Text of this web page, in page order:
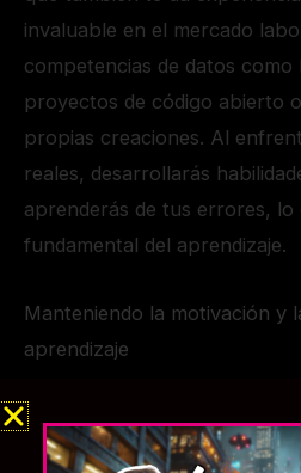
invaluable en el mercado
competencias de datos
proyectos de código abierto
propias creaciones. Al
reales, desarrollarás
aprenderás de tus errores,
fundamental del aprendizaje.
Manteniendo la motivación y
aprendizaje
Como con cualquier desafío,
los que tu motivación